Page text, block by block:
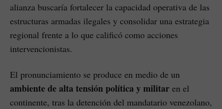
alianza buscaría fortalecer la capacidad operativa de las
estructuras armadas ilegales y consolidar una estrategia
regional frente a lo que calificó como acciones
intervencionistas.
El pronunciamiento se produce en medio de un
ambiente de alta tensión política y militar en el
continente, tras la detención del mandatario venezolano,